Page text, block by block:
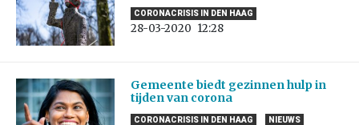
CORONACRISIS IN DEN HAAG
28-03-2020 12:28
Gemeente biedt gezinnen hulp in
tijden van corona
CORONACRISIS IN DEN HAAG NIEUWS